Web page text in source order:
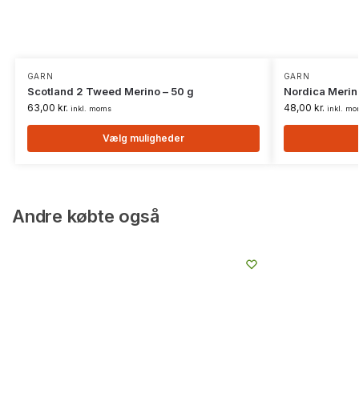
GARN
Scotland 2 Tweed Merino – 50 g
63,00 kr. inkl. moms
Vælg muligheder
GARN
Nordica
48,00 kr. inkl.
Andre købte også